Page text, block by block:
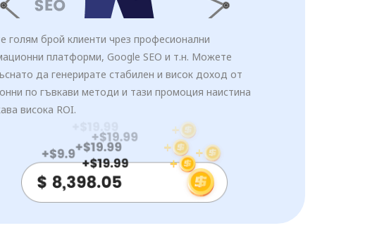
голям брой клиенти чрез професионални
платформи, Google SEO и т.н. Можете
да генерирате стабилен и висок доход от
по гъвкави методи и тази промоция наистина
висока ROI.